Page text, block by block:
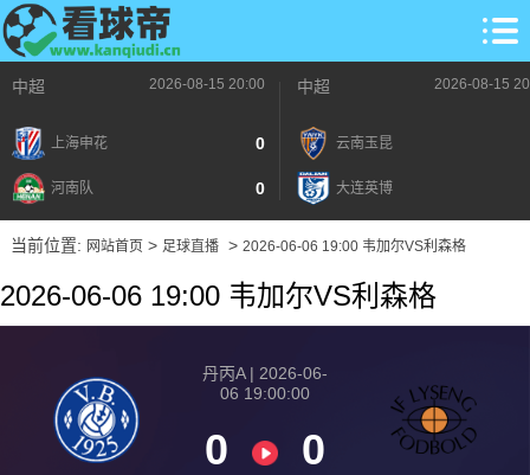
中超 2026-08-15 20:00
上海申花 0
河南队 0
中超 2026-08-15
云南玉昆
大连英博
当前位置: 网站首页> 足球直播> 2026-06-06 19:00 韦加尔VS利森格
2026-06-06 19:00 韦加尔VS利森格
丹丙A | 2026-06-
06 19:00:00
0 0